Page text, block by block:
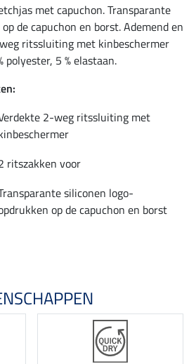
met capuchon. Transparante
de capuchon en borst. Ademend en
ritssluiting met kinbeschermer
polyester, 5 % elastaan.
2-weg ritssluiting met
ritszakken voor
siliconen logo-
op de capuchon en borst